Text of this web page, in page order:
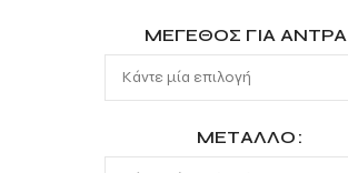
ΜΈΓΕΘΟΣ ΓΙΑ ΆΝΤΡΑ
ΜΈΤΑΛΛΟ